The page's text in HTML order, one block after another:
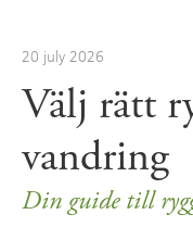
20 july 2026
Välj rätt
vandring
Din guide till